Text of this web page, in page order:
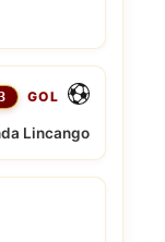
GOL
Lincango